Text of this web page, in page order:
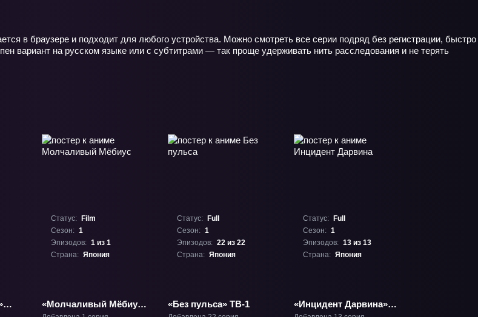
в браузере и подходит для любого устройства. Можно смотреть все серии подряд без регистрации, быстро
вариант на русском языке или с субтитрами — так проще удерживать нить расследования и не терять
Статус:
Film
Сезон: 1
Эпизодов: 1 из 1
Страна: Япония
«Молчаливый Мёбиус»
Статус:
Full
Сезон: 1
Эпизодов: 22 из 22
Страна: Япония
«Без пульса» ТВ-1
Статус:
Full
Сезон: 1
Эпизодов: 13 из 13
Страна: Япония
«Инцидент Дарвина»